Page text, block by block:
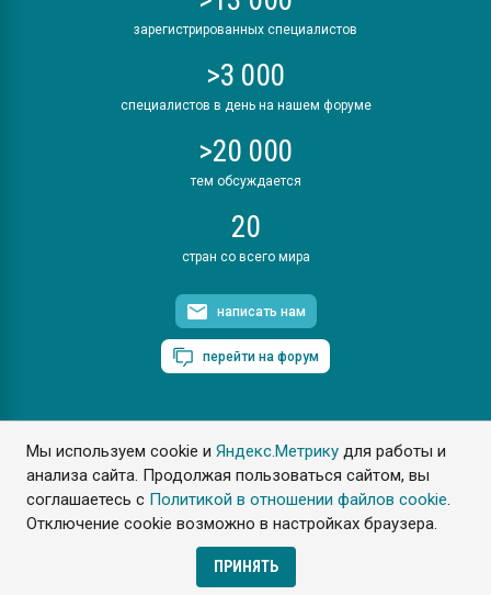
Мы используем cookie иЯндекс.Метрику для работы и
анализа сайта. Продолжая пользоваться сайтом, вы
соглашаетесь с Политикой в отношении файлов cookie.
Отключение cookie возможно в настройках браузера.
ПРИНЯТЬ
зарегистрированных специалистов
>3 000
специалистов в день на нашем форуме
>20 000
тем обсуждается
20
стран со всего мира
написать нам
перейти на форум
ПластЭксперт © 2006. Все права защищены
Разрешается копирование материалов сайта с обязательной
ссылкой на www.e-plastic.ru
Разработка сайта